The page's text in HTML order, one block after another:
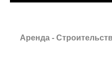
Аренда -